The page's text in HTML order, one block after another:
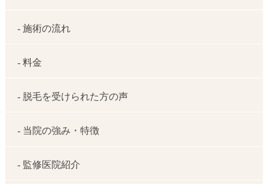
- 施術の流れ
- 料金
- 脱毛を受けられた方の声
- 当院の強み・特徴
- 監修医院紹介